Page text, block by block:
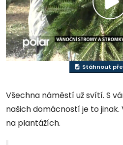
Stáhnout
Všechna náměstí už svítí. S
našich domácností je to
na plantážích.